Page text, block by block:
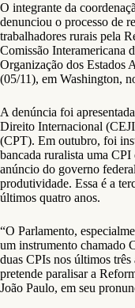
O integrante da
denunciou o processo de
trabalhadores rurais pela
Comissão Interamericana
Organização dos Estados
(05/11), em Washington,
A denúncia foi
Direito Internacional
(CPT). Em outubro, foi
bancada ruralista uma
anúncio do governo
produtividade. Essa é a
últimos quatro anos.
“O Parlamento,
um instrumento chamado
duas CPIs nos últimos
pretende paralisar a
João Paulo, em seu